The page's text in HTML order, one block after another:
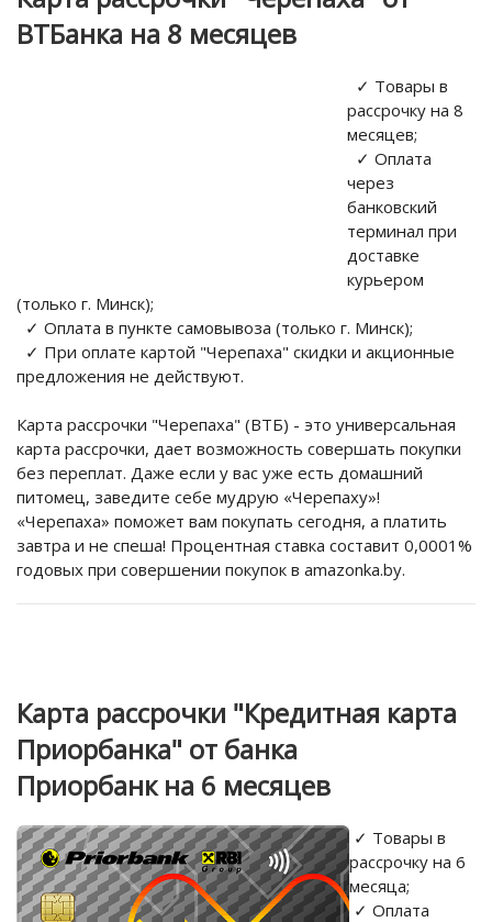
ВТБанка на 8 месяцев
✓ Товары в
рассрочку на 8
месяцев;
✓ Оплата
через
банковский
терминал при
доставке
курьером
(только г. Минск);
✓ Оплата в пункте самовывоза (только г. Минск);
✓ При оплате картой "Черепаха" скидки и акционные
предложения не действуют.
Карта рассрочки "Черепаха" (ВТБ) - это универсальная
карта рассрочки, дает возможность совершать покупки
без переплат. Даже если у вас уже есть домашний
питомец, заведите себе мудрую «Черепаху»!
«Черепаха» поможет вам покупать сегодня, а платить
завтра и не спеша! Процентная ставка составит 0,0001%
годовых при совершении покупок в amazonka.by.
Карта рассрочки "Кредитная карта
Приорбанка" от банка
Приорбанк на 6 месяцев
✓ Товары в
рассрочку на 6
месяца;
✓ Оплата